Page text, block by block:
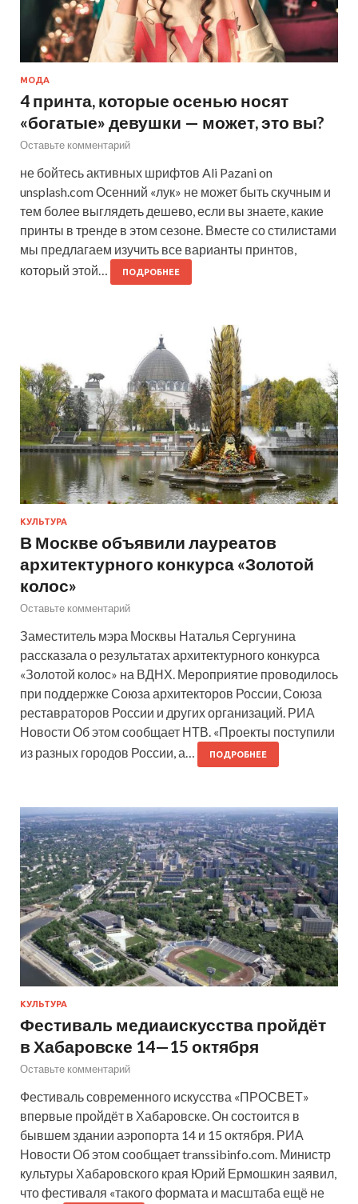
МОДА
4 принта, которые осенью носят
«богатые» девушки — может, это вы?
Оставьте комментарий
не бойтесь активных шрифтов Ali Pazani on
unsplash.com Осенний «лук» не может быть скучным и
тем более выглядеть дешево, если вы знаете, какие
принты в тренде в этом сезоне. Вместе со стилистами
мы предлагаем изучить все варианты принтов,
который этой…
ПОДРОБНЕЕ
КУЛЬТУРА
В Москве объявили лауреатов
архитектурного конкурса «Золотой
колос»
Оставьте комментарий
Заместитель мэра Москвы Наталья Сергунина
рассказала о результатах архитектурного конкурса
«Золотой колос» на ВДНХ. Мероприятие проводилось
при поддержке Союза архитекторов России, Союза
реставраторов России и других организаций. РИА
Новости Об этом сообщает НТВ. «Проекты поступили
из разных городов России, а…
ПОДРОБНЕЕ
КУЛЬТУРА
Фестиваль медиаискусства пройдёт
в Хабаровске 14—15 октября
Оставьте комментарий
Фестиваль современного искусства «ПРОСВЕТ»
впервые пройдёт в Хабаровске. Он состоится в
бывшем здании аэропорта 14 и 15 октября. РИА
Новости Об этом сообщает transsibinfo.com. Министр
культуры Хабаровского края Юрий Ермошкин заявил,
что фестиваля «такого формата и масштаба ещё не